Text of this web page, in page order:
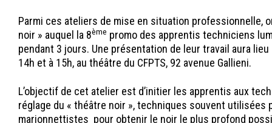
Parmi ces ateliers de mise en situation professionnelle,
noir » auquel la 8ème promo des apprentis techniciens
pendant 3 jours. Une présentation de leur travail aura
14h et à 15h, au théâtre du CFPTS, 92 avenue Gallieni.
L’objectif de cet atelier est d’initier les apprentis aux
réglage du « théâtre noir », techniques souvent utilisées
marionnettistes pour obtenir le noir le plus profond